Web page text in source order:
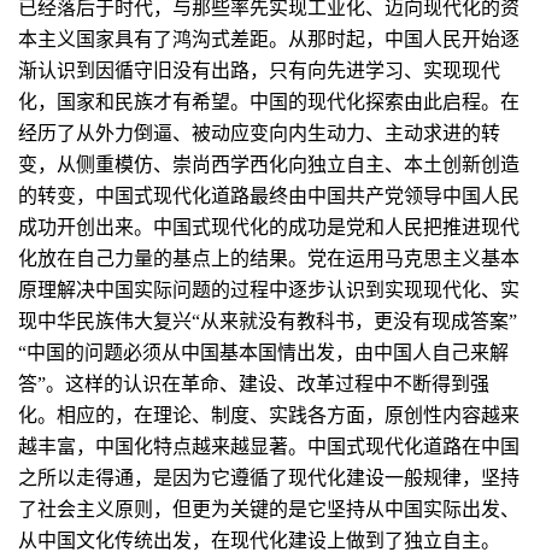
已经落后于时代，与那些率先实现工业化、迈向现代化的资
本主义国家具有了鸿沟式差距。从那时起，中国人民开始逐
渐认识到因循守旧没有出路，只有向先进学习、实现现代
化，国家和民族才有希望。中国的现代化探索由此启程。在
经历了从外力倒逼、被动应变向内生动力、主动求进的转
变，从侧重模仿、崇尚西学西化向独立自主、本土创新创造
的转变，中国式现代化道路最终由中国共产党领导中国人民
成功开创出来。中国式现代化的成功是党和人民把推进现代
化放在自己力量的基点上的结果。党在运用马克思主义基本
原理解决中国实际问题的过程中逐步认识到实现现代化、实
现中华民族伟大复兴“从来就没有教科书，更没有现成答案”
“中国的问题必须从中国基本国情出发，由中国人自己来解
答”。这样的认识在革命、建设、改革过程中不断得到强
化。相应的，在理论、制度、实践各方面，原创性内容越来
越丰富，中国化特点越来越显著。中国式现代化道路在中国
之所以走得通，是因为它遵循了现代化建设一般规律，坚持
了社会主义原则，但更为关键的是它坚持从中国实际出发、
从中国文化传统出发，在现代化建设上做到了独立自主。